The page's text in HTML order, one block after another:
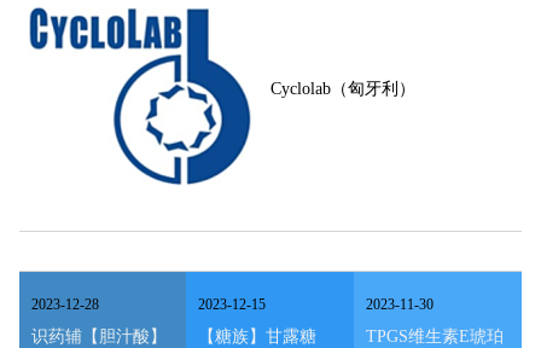
Cyclolab（匈牙利）
识药辅【胆汁酸】
2023-12-28
【糖族】甘露糖
2023-12-15
TPGS维生素E琥珀
2023-11-30